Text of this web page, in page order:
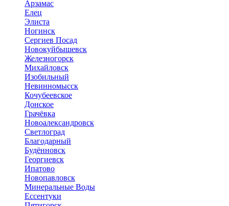
Арзамас
Елец
Элиста
Ногинск
Сергиев Посад
Новокуйбышевск
Железногорск
Михайловск
Изобильный
Невинномысск
Кочубеевское
Донское
Грачёвка
Новоалександровск
Светлоград
Благодарный
Будённовск
Георгиевск
Ипатово
Новопавловск
Минеральные Воды
Ессентуки